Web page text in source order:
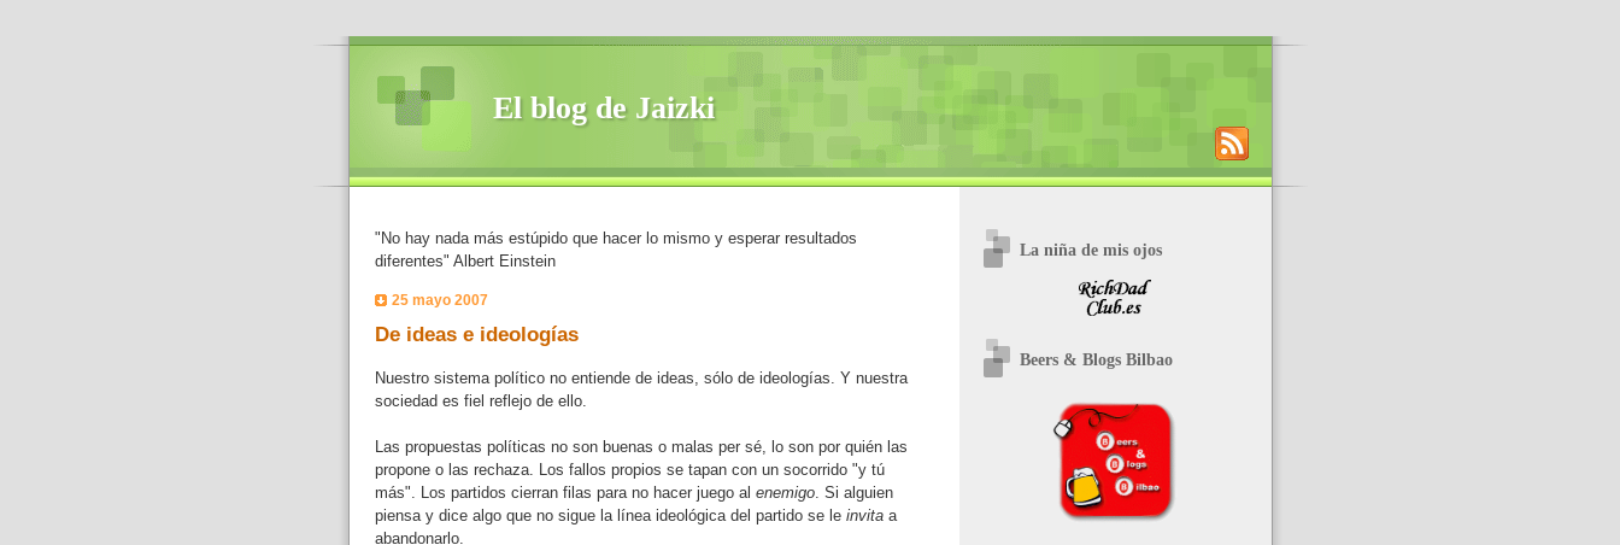
El blog de Jaizki
"No hay nada más estúpido que hacer lo mismo y esperar resultados
diferentes" Albert Einstein
25 mayo 2007
De ideas e ideologías
Nuestro sistema político no entiende de ideas, sólo de ideologías. Y nuestra
sociedad es fiel reflejo de ello.
Las propuestas políticas no son buenas o malas per sé, lo son por quién las
propone o las rechaza. Los fallos propios se tapan con un socorrido "y tú
más". Los partidos cierran filas para no hacer juego al enemigo. Si alguien
piensa y dice algo que no sigue la línea ideológica del partido se le invitaa
abandonarlo.
La niña de mis ojos
Beers & Blogs Bilbao